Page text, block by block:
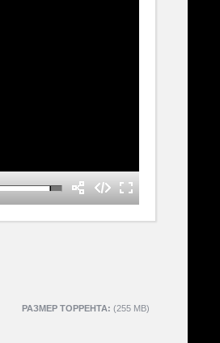
РАЗМЕР ТОРРЕНТА: (255 MB)